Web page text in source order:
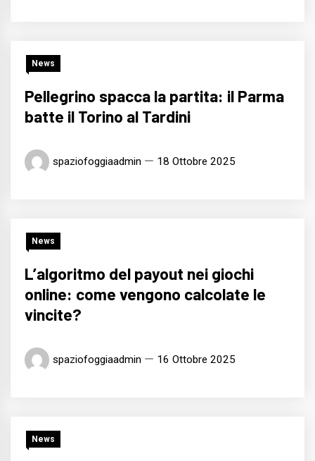
News
Pellegrino spacca la partita: il Parma
batte il Torino al Tardini
spaziofoggiaadmin 18 Ottobre 2025
News
L’algoritmo del payout nei giochi
online: come vengono calcolate le
vincite?
spaziofoggiaadmin 16 Ottobre 2025
News